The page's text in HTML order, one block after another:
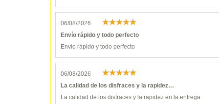
06/08/2026
Envío rápido y todo perfecto
Envío rápido y todo perfecto
06/08/2026
La calidad de los disfraces y la rapidez…
La calidad de los disfraces y la rapidez en la entrega